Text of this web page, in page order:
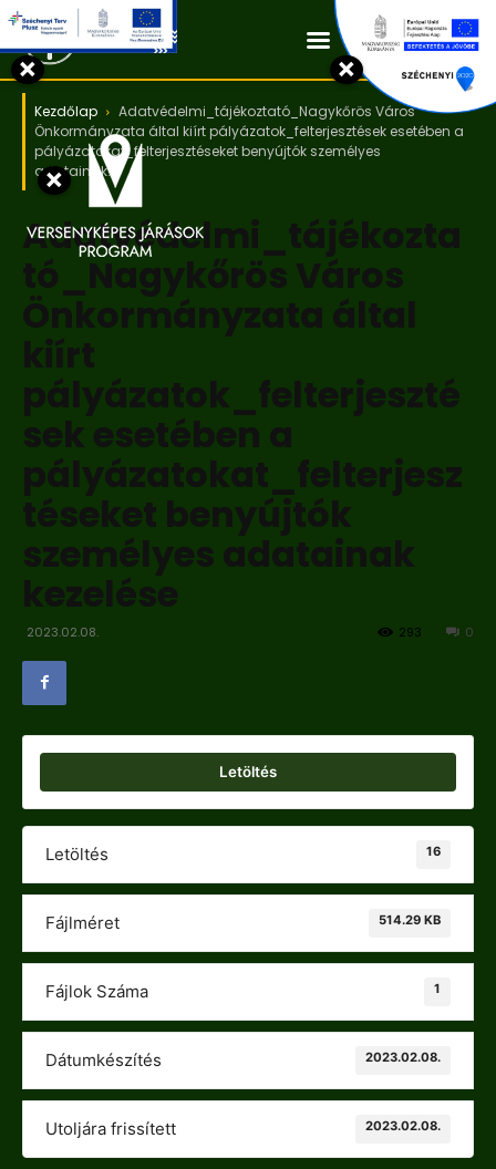
Kapcsolat
Kezdőlap
Adatvédelmi_tájékoztató_Nagykőrös Város
Önkormányzata által kiírt pályázatok_felterjesztések esetében a
pályázatokat_felterjesztéseket benyújtók személyes
adatainak...
Adatvédelmi_tájékozta
tó_Nagykőrös Város
Önkormányzata által
kiírt
pályázatok_felterjeszté
sek esetében a
pályázatokat_felterjesz
téseket benyújtók
személyes adatainak
kezelése
2023.02.08. 0
293
Letöltés
Letöltés 16
Fájlméret 514.29 KB
Fájlok Száma 1
Dátumkészítés 2023.02.08.
Utoljára frissített 2023.02.08.
×
×
×